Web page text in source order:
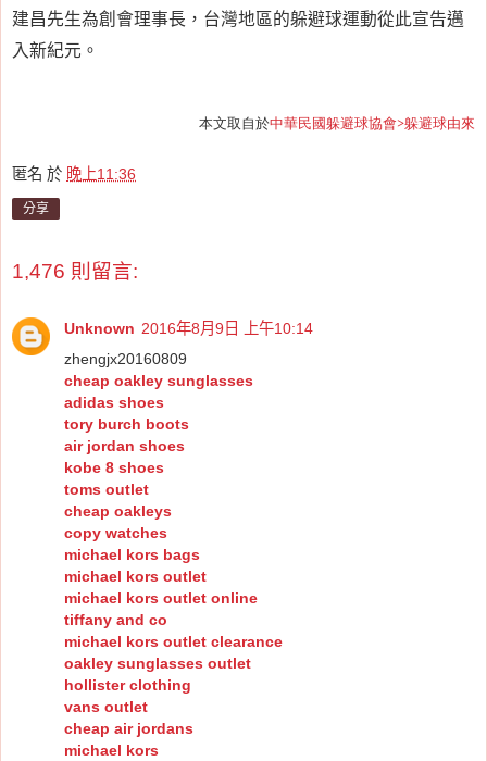
建昌先生為創會理事長，台灣地區的躲避球運動從此宣告邁
入新紀元。
本文取自於中華民國躲避球協會>躲避球由來
匿名 於 晚上11:36
分享
1,476 則留言:
Unknown 2016年8月9日 上午10:14
zhengjx20160809
cheap oakley sunglasses
adidas shoes
tory burch boots
air jordan shoes
kobe 8 shoes
toms outlet
cheap oakleys
copy watches
michael kors bags
michael kors outlet
michael kors outlet online
tiffany and co
michael kors outlet clearance
oakley sunglasses outlet
hollister clothing
vans outlet
cheap air jordans
michael kors